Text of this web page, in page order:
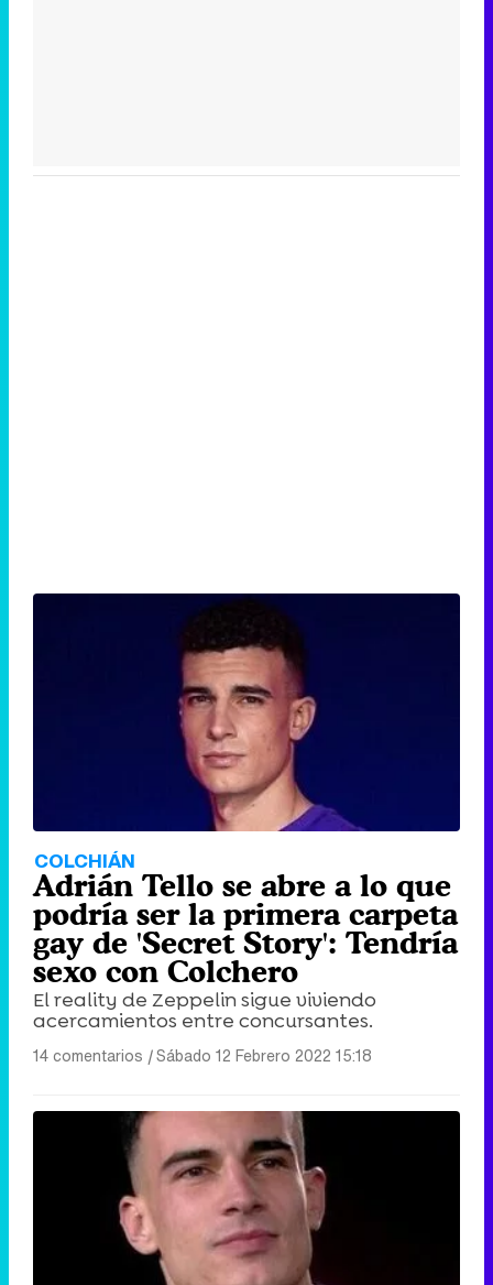
COLCHIÁN
Adrián Tello se abre a lo que
podría ser la primera carpeta
gay de 'Secret Story': Tendría
sexo con Colchero
El reality de Zeppelin sigue viviendo
acercamientos entre concursantes.
14 comentarios |Sábado 12 Febrero 2022 15:18